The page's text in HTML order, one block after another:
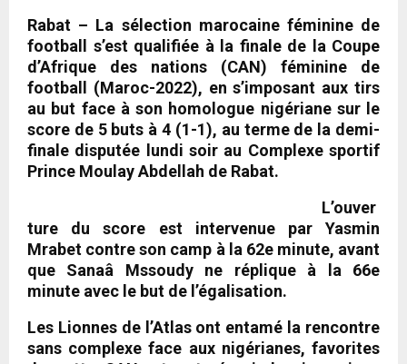
Rabat – La sélection marocaine féminine de
football s’est qualifiée à la finale de la Coupe
d’Afrique des nations (CAN) féminine de
football (Maroc-2022), en s’imposant aux tirs
au but face à son homologue nigériane sur le
score de 5 buts à 4 (1-1), au terme de la demi-
finale disputée lundi soir au Complexe sportif
Prince Moulay Abdellah de Rabat.
L’ouver
ture du score est intervenue par Yasmin
Mrabet contre son camp à la 62e minute, avant
que Sanaâ Mssoudy ne réplique à la 66e
minute avec le but de l’égalisation.
Les Lionnes de l’Atlas ont entamé la rencontre
sans complexe face aux nigérianes, favorites